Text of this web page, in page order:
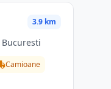
3.9 km
Bucuresti
Camioane